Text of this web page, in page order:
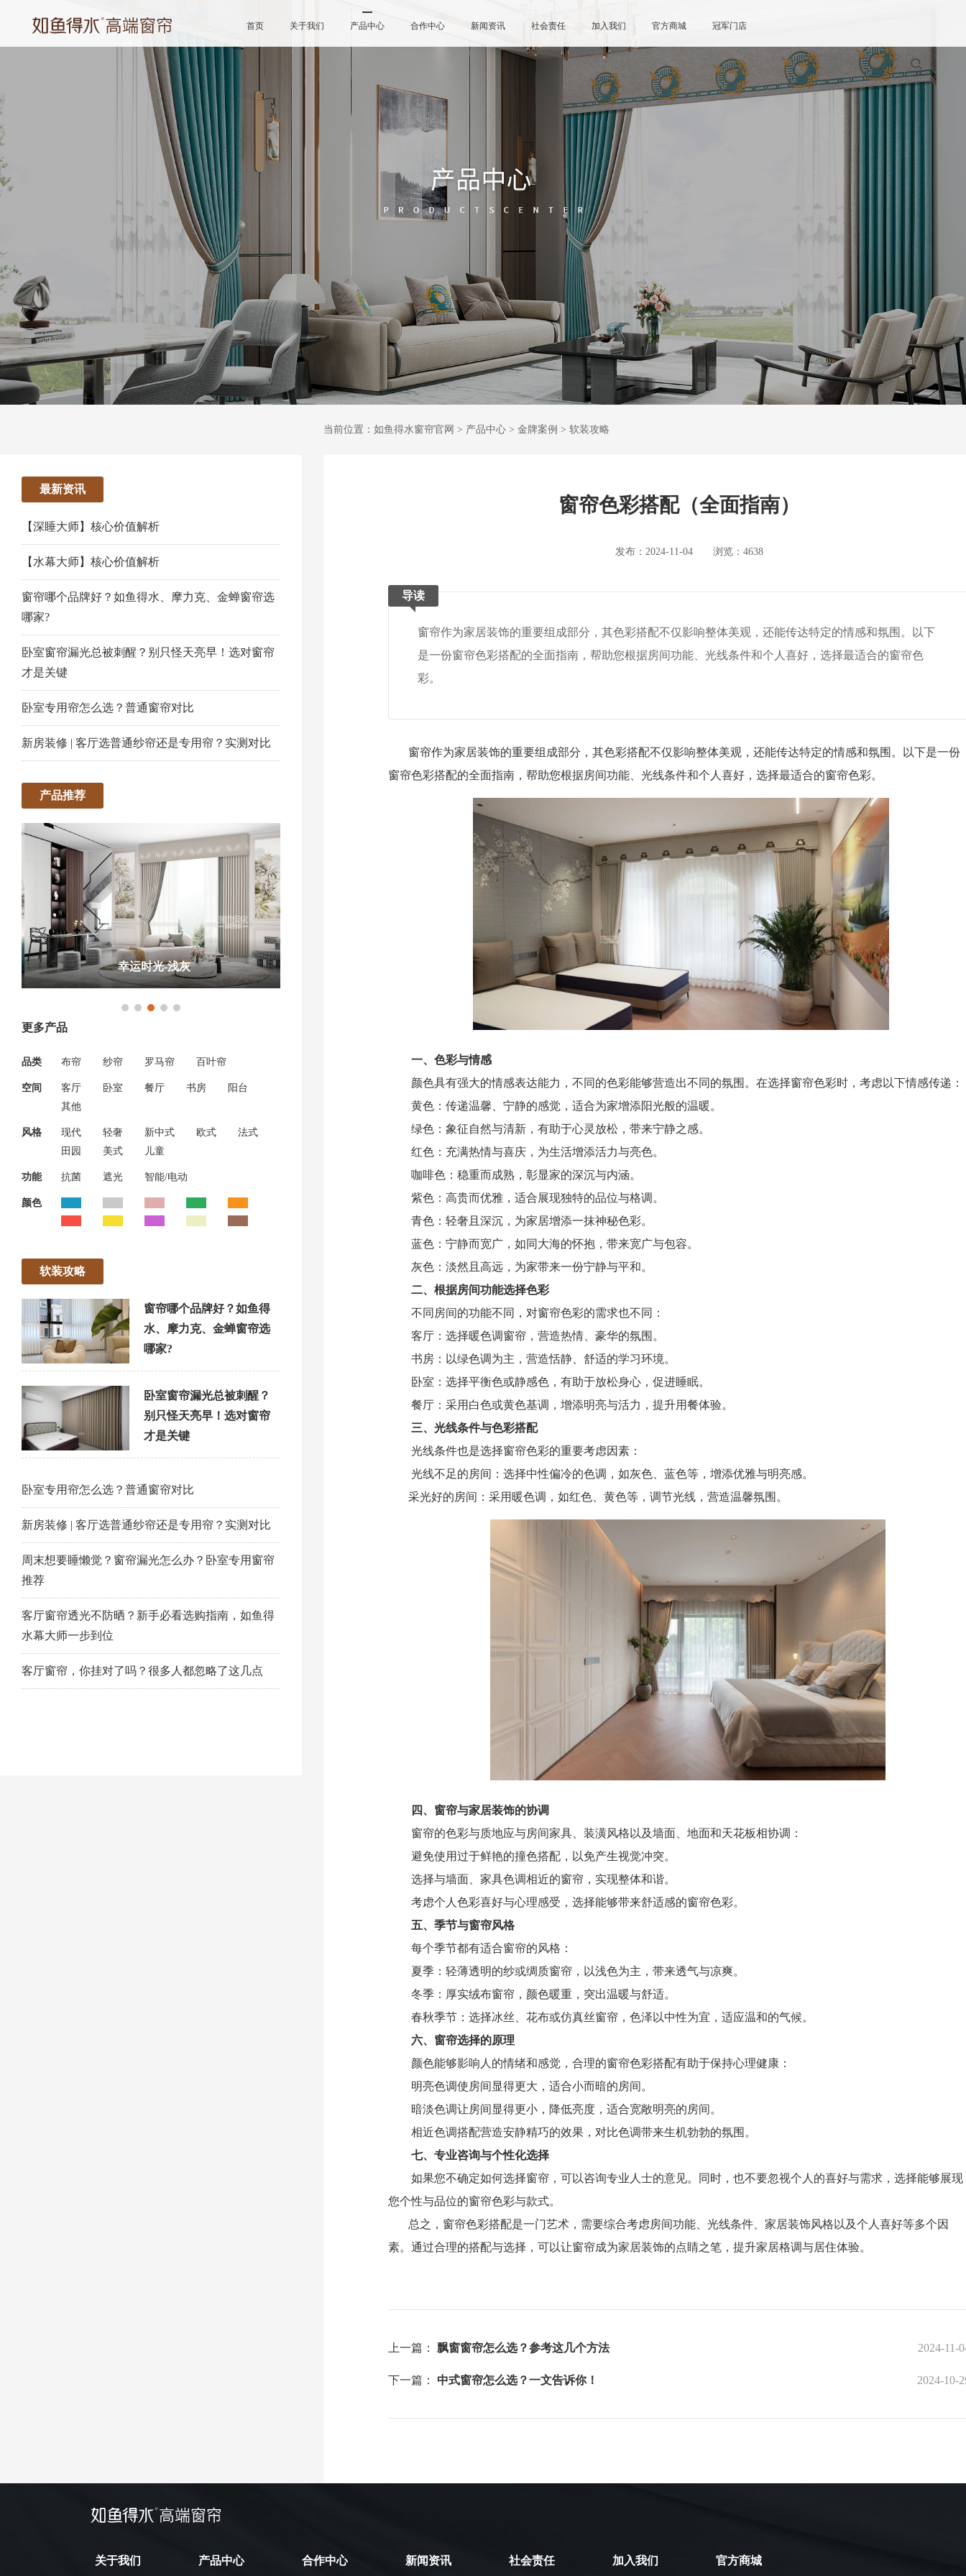
首页 关于我们 产品中心 合作中心 新闻资讯 社会责任 加入我们 官方商城 冠军门店
最新资讯
【深睡大师】核心价值解析
【水幕大师】核心价值解析
窗帘哪个品牌好？如鱼得水、摩力克、金蝉窗帘选
哪家?
卧室窗帘漏光总被刺醒？别只怪天亮早！选对窗帘
才是关键
卧室专用帘怎么选？普通窗帘对比
新房装修 | 客厅选普通纱帘还是专用帘？实测对比
产品推荐
幸运时光-浅灰
更多产品
品类 布帘 纱帘 罗马帘 百叶帘
空间 客厅 卧室 餐厅 书房
阳台
其他
风格 现代 轻奢 新中式 欧式
法式
田园
美式 儿童
功能 抗菌 遮光 智能/电动
颜色
软装攻略
窗帘哪个品牌好？如鱼得
水、摩力克、金蝉窗帘选
哪家?
卧室窗帘漏光总被刺醒？
别只怪天亮早！选对窗帘
才是关键
卧室专用帘怎么选？普通窗帘对比
新房装修 | 客厅选普通纱帘还是专用帘？实测对比
周末想要睡懒觉？窗帘漏光怎么办？卧室专用窗帘
推荐
客厅窗帘透光不防晒？新手必看选购指南，如鱼得
水幕大师一步到位
客厅窗帘，你挂对了吗？很多人都忽略了这几点
当前位置： 如鱼得水窗帘官网 > 产品中心 > 金牌案例 > 软装攻略
窗帘色彩搭配（全面指南）
发布：2024-11-04 浏览：4638
导读
窗帘作为家居装饰的重要组成部分，其色彩搭配不仅影响整体美观，还能传达特定的情感和氛围。以下
是一份窗帘色彩搭配的全面指南，帮助您根据房间功能、光线条件和个人喜好，选择最适合的窗帘色
彩。
窗帘作为家居装饰的重要组成部分，其色彩搭配不仅影响整体美观，还能传达特定的情感和氛围。
以下是一份
窗帘色彩搭配的全面指南，帮助您根据房间功能、光线条件和个人喜好，选择最适合的窗帘色彩。
一、色彩与情感
颜色具有强大的情感表达能力，不同的色彩能够营造出不同的氛围。在选择窗帘色彩时，考虑以下情感传递：
黄色：传递温馨、宁静的感觉，适合为家增添阳光般的温暖。
绿色：象征自然与清新，有助于心灵放松，带来宁静之感。
红色：充满热情与喜庆，为生活增添活力与亮色。
咖啡色：稳重而成熟，彰显家的深沉与内涵。
紫色：高贵而优雅，适合展现独特的品位与格调。
青色：轻奢且深沉，为家居增添一抹神秘色彩。
蓝色：宁静而宽广，如同大海的怀抱，带来宽广与包容。
灰色：淡然且高远，为家带来一份宁静与平和。
二、根据房间功能选择色彩
不同房间的功能不同，对窗帘色彩的需求也不同：
客厅：选择暖色调窗帘，营造热情、豪华的氛围。
书房：以绿色调为主，营造恬静、舒适的学习环境。
卧室：选择平衡色或静感色，有助于放松身心，促进睡眠。
餐厅：采用白色或黄色基调，增添明亮与活力，提升用餐体验。
三、光线条件与色彩搭配
光线条件也是选择窗帘色彩的重要考虑因素：
光线不足的房间：选择中性偏冷的色调，如灰色、蓝色等，增添优雅与明亮感。
采光好的房间：采用暖色调，如红色、黄色等，调节光线，营造温馨氛围。
四、窗帘与家居装饰的协调
窗帘的色彩与质地应与房间家具、装潢风格以及墙面、地面和天花板相协调：
避免使用过于鲜艳的撞色搭配，以免产生视觉冲突。
选择与墙面、家具色调相近的窗帘，实现整体和谐。
考虑个人色彩喜好与心理感受，选择能够带来舒适感的窗帘色彩。
五、季节与窗帘风格
每个季节都有适合窗帘的风格：
夏季：轻薄透明的纱或绸质窗帘，以浅色为主，带来透气与凉爽。
冬季：厚实绒布窗帘，颜色暖重，突出温暖与舒适。
春秋季节：选择冰丝、花布或仿真丝窗帘，色泽以中性为宜，适应温和的气候。
六、窗帘选择的原理
颜色能够影响人的情绪和感觉，合理的窗帘色彩搭配有助于保持心理健康：
明亮色调使房间显得更大，适合小而暗的房间。
暗淡色调让房间显得更小，降低亮度，适合宽敞明亮的房间。
相近色调搭配营造安静精巧的效果，对比色调带来生机勃勃的氛围。
七、专业咨询与个性化选择
如果您不确定如何选择窗帘，可以咨询专业人士的意见。同时，也不要忽视个人的喜好与需求，选择能够展现
您个性与品位的窗帘色彩与款式。
总之，窗帘色彩搭配是一门艺术，需要综合考虑房间功能、光线条件、家居装饰风格以及个人喜好等多个因
素。 通过合理的搭配与选择，可以让窗帘成为家居装饰的点睛之笔，提升家居格调与居住体验。
上一篇： 飘窗窗帘怎么选？参考这几个方法 2024-11-
下一篇： 中式窗帘怎么选？一文告诉你！ 2024-10-
关于我们 产品中心 合作中心 新闻资讯 社会责任 加入我们 官方商城